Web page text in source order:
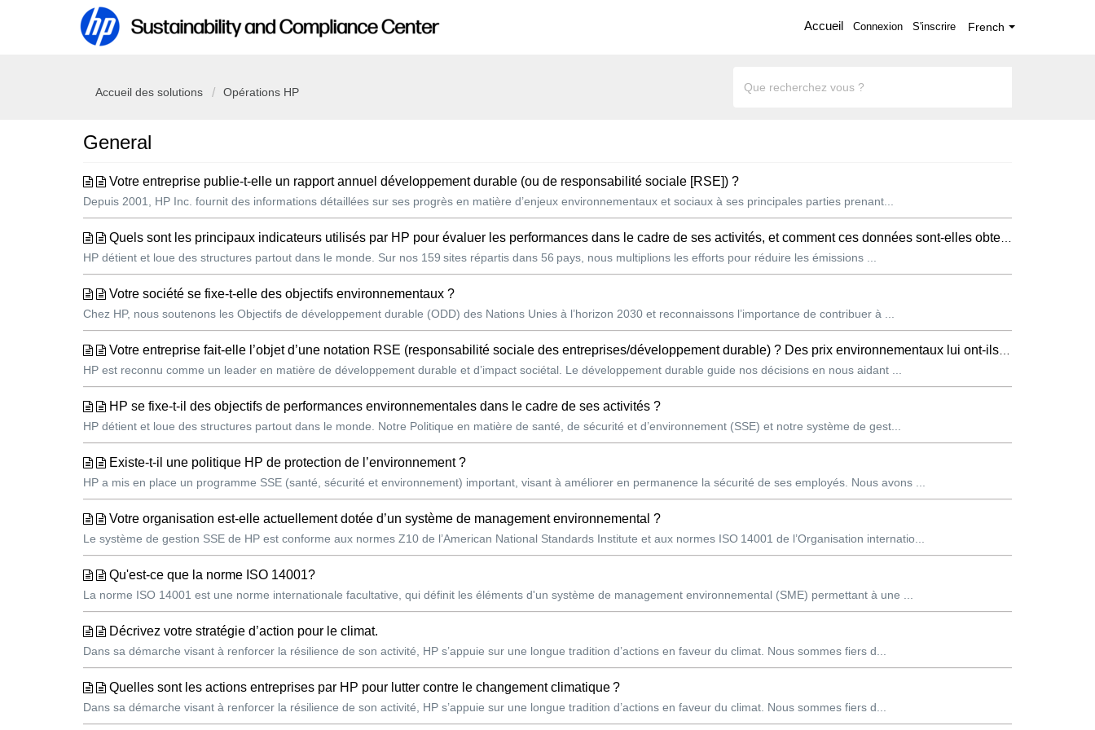
Accueil French
Connexion S'inscrire
Accueil des solutions Opérations HP
General
Votre entreprise publie-t-elle un rapport annuel développement durable (ou de responsabilité sociale [RSE]) ?
Depuis 2001, HP Inc. fournit des informations détaillées sur ses progrès en matière d’enjeux environnementaux et sociaux à ses principales parties prenant...
Quels sont les principaux indicateurs utilisés par HP pour évaluer les performances dans le cadre de ses activités, et comment ces données sont-elles obtenues ?
HP détient et loue des structures partout dans le monde. Sur nos 159 sites répartis dans 56 pays, nous multiplions les efforts pour réduire les émissions ...
Votre société se fixe-t-elle des objectifs environnementaux ?
Chez HP, nous soutenons les Objectifs de développement durable (ODD) des Nations Unies à l’horizon 2030 et reconnaissons l’importance de contribuer à ...
Votre entreprise fait-elle l’objet d’une notation RSE (responsabilité sociale des entreprises/développement durable) ? Des prix environnementaux lui ont-ils été décernés ?
HP est reconnu comme un leader en matière de développement durable et d’impact sociétal. Le développement durable guide nos décisions en nous aidant ...
HP se fixe-t-il des objectifs de performances environnementales dans le cadre de ses activités ?
HP détient et loue des structures partout dans le monde. Notre Politique en matière de santé, de sécurité et d’environnement (SSE) et notre système de gest...
Existe-t-il une politique HP de protection de l’environnement ?
HP a mis en place un programme SSE (santé, sécurité et environnement) important, visant à améliorer en permanence la sécurité de ses employés. Nous avons ...
Votre organisation est-elle actuellement dotée d’un système de management environnemental ?
Le système de gestion SSE de HP est conforme aux normes Z10 de l’American National Standards Institute et aux normes ISO 14001 de l’Organisation internatio...
Qu'est-ce que la norme ISO 14001?
La norme ISO 14001 est une norme internationale facultative, qui définit les éléments d'un système de management environnemental (SME) permettant à une ...
Décrivez votre stratégie d’action pour le climat.
Dans sa démarche visant à renforcer la résilience de son activité, HP s’appuie sur une longue tradition d’actions en faveur du climat. Nous sommes fiers d...
Quelles sont les actions entreprises par HP pour lutter contre le changement climatique ?
Dans sa démarche visant à renforcer la résilience de son activité, HP s’appuie sur une longue tradition d’actions en faveur du climat. Nous sommes fiers d...